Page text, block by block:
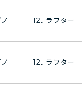
12t ラフター
12t ラフター